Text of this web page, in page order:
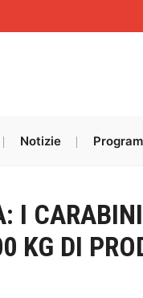
Notizie
I
KG DI